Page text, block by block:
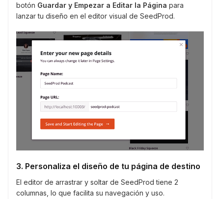
botón Guardar y Empezar a Editar la Página para
lanzar tu diseño en el editor visual de SeedProd.
3. Personaliza el diseño de tu página de destino
El editor de arrastrar y soltar de SeedProd tiene 2
columnas, lo que facilita su navegación y uso.